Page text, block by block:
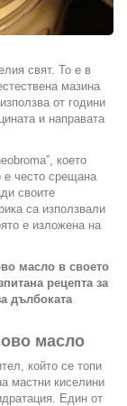
свят. То е в
мазина
от години
и направата
което
е често срещана
своите
са използвали
е изложена на
масло в своето
рецепта за
дълбоката
масло
който се топи
мастни киселини
Един от